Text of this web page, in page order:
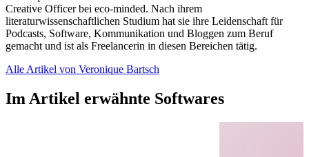
Creative Officer bei eco-minded. Nach ihrem
literaturwissenschaftlichen Studium hat sie ihre Leidenschaft für
Podcasts, Software, Kommunikation und Bloggen zum Beruf
gemacht und ist als Freelancerin in diesen Bereichen tätig.
Alle Artikel von Veronique Bartsch
Im Artikel erwähnte Softwares